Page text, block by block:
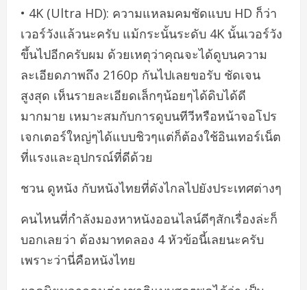
• 4K (Ultra HD): ความแหลมคมชัดแบบ HD ก็ว่า
เวอร์วังแล้วนะครับ แม้กระนั้นระดับ 4K นั้นเวอร์วัง
ขึ้นไปอีกครับผม ด้วยเหตุว่าคุณจะได้ดูบนความ
ละเอียดภาพถึง 2160p กันไปเลยขอรับ ชัดเจน
สูงสุด เห็นรายละเอียดเล็กๆน้อยๆได้ดิบได้ดี
มากมาย เหมาะสมกับการดูบนทีวีหรือหน้าจอโปร
เจกเตอร์ใหญ่ๆได้แบบชิวๆแต่ก็ต้องใช้อินเทอร์เน็ต
ที่แรงและอุปกรณ์ที่ดีด้วย
ชวน ดูหนัง กับหนังไทยที่ดังไกลไปยังประเทศต่างๆ
คนไหนที่กำลังมองหาหนังออนไลน์ดีๆสักเรื่องล่ะก็
บอกเลยว่า ต้องมาทดลอง 4 หัวข้อนี้เลยนะครับ
เพราะว่านี่คือหนังไทย